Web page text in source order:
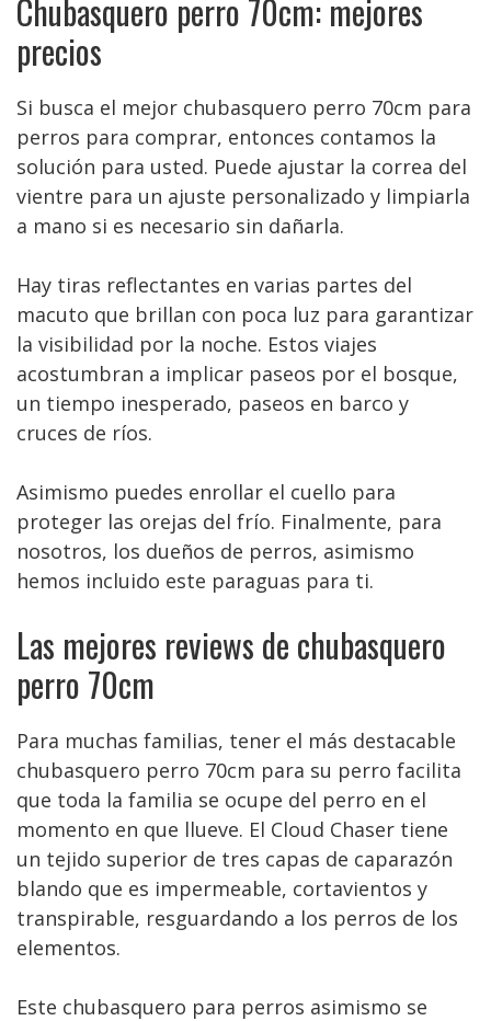
Chubasquero perro 70cm: mejores
precios
Si busca el mejor chubasquero perro 70cm para
perros para comprar, entonces contamos la
solución para usted. Puede ajustar la correa del
vientre para un ajuste personalizado y limpiarla
a mano si es necesario sin dañarla.
Hay tiras reflectantes en varias partes del
macuto que brillan con poca luz para garantizar
la visibilidad por la noche. Estos viajes
acostumbran a implicar paseos por el bosque,
un tiempo inesperado, paseos en barco y
cruces de ríos.
Asimismo puedes enrollar el cuello para
proteger las orejas del frío. Finalmente, para
nosotros, los dueños de perros, asimismo
hemos incluido este paraguas para ti.
Las mejores reviews de chubasquero
perro 70cm
Para muchas familias, tener el más destacable
chubasquero perro 70cm para su perro facilita
que toda la familia se ocupe del perro en el
momento en que llueve. El Cloud Chaser tiene
un tejido superior de tres capas de caparazón
blando que es impermeable, cortavientos y
transpirable, resguardando a los perros de los
elementos.
Este chubasquero para perros asimismo se